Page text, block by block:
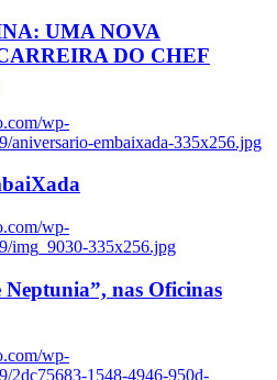
UMA NOVA
DO CHEF
wp-
aniversario-embaixada-335x256.jpg
wp-
img_9030-335x256.jpg
Neptunia”, nas Oficinas
wp-
2dc75683-1548-4946-950d-